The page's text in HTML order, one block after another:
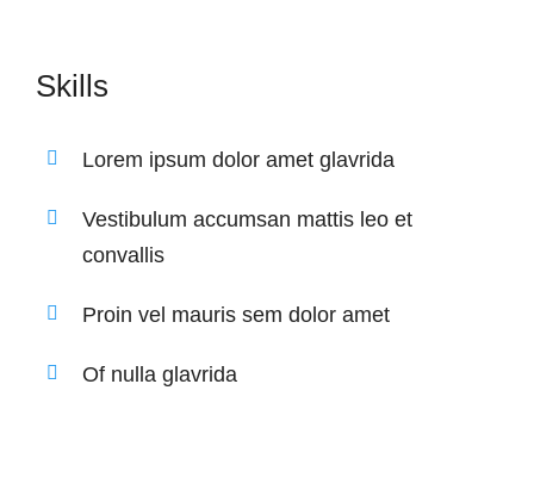
Skills
Lorem ipsum dolor amet glavrida
Vestibulum accumsan mattis leo et
convallis
Proin vel mauris sem dolor amet
Of nulla glavrida